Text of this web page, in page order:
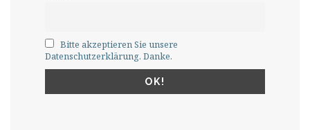
Bitte akzeptieren Sie unsere
Datenschutzerklärung. Danke.